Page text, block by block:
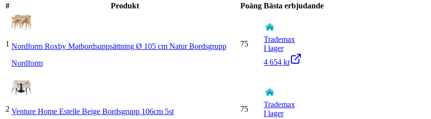
# Produkt Poäng Bästa erbjudande
1 Nordform Roxby Matbordsuppsättning Ø 105 cm Natur Bordsgrupp
Nordform
75
Trademax
I lager
4 654 kr
2 Venture Home Estelle Beige Bordsgrupp 106cm 5st
75
Trademax
I lager